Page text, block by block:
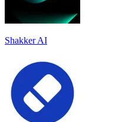
Shakker AI